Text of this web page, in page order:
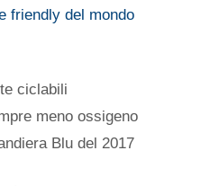
friendly del mondo
ciclabili
meno ossigeno
Blu del 2017